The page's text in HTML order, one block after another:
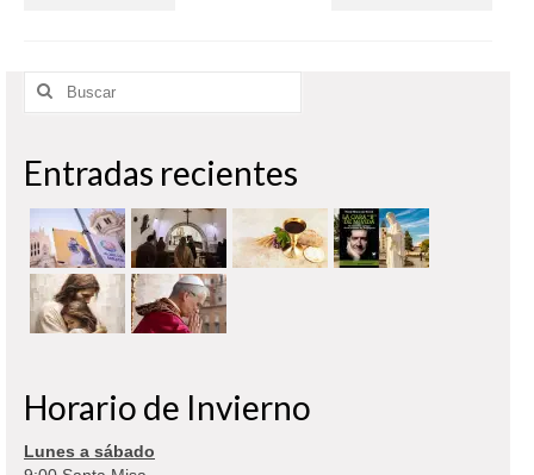
Buscar
Entradas recientes
Horario de Invierno
Lunes a sábado